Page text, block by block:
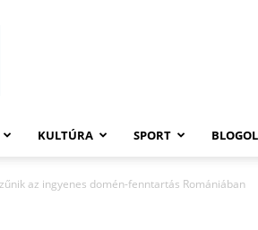
KULTÚRA SPORT
az ingyenes domén-fenntartás Romániában